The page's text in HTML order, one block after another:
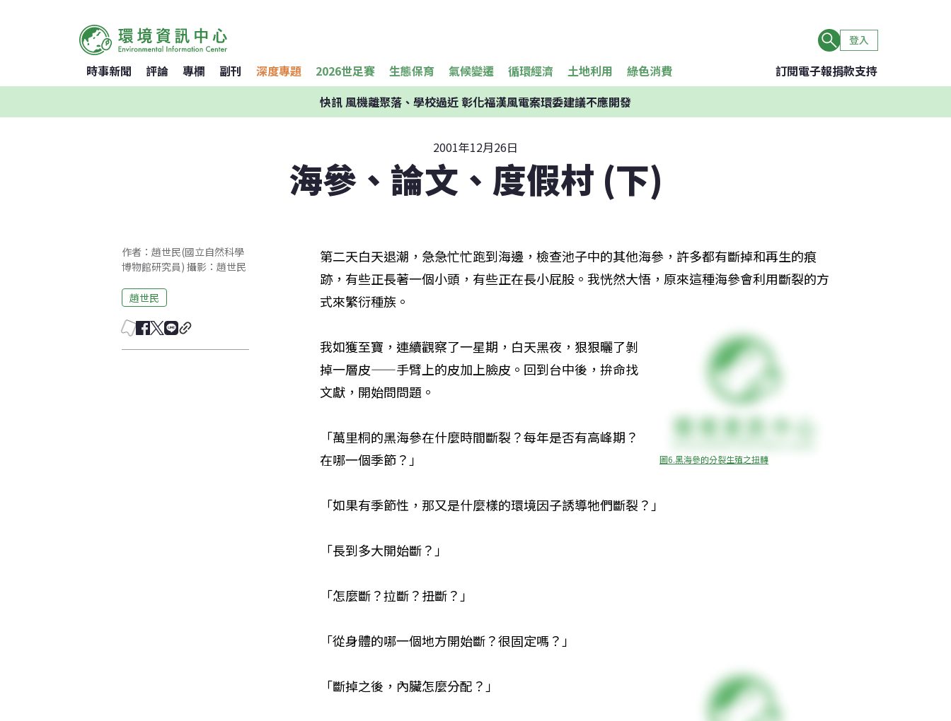
登入
時事新聞 評論 專欄 副刊 深度專題 2026世足賽 生態保育 氣候變遷 循環經濟 土地利用 綠色消費 訂閱電子報捐款支持
快訊風機離聚落、學校過近 彰化福漢風電案環委建議不應開發
2001年12月26日
海參、論文、度假村 (下)
作者：趙世民(國立自然科學
博物館研究員) 攝影：趙世民
趙世民
第二天白天退潮，急急忙忙跑到海邊，檢查池子中的其他海參，許多都有斷掉和再生的痕
跡，有些正長著一個小頭，有些正在長小屁股。我恍然大悟，原來這種海參會利用斷裂的方
式來繁衍種族。
圖6.黑海參的分裂生殖之扭轉
我如獲至寶，連續觀察了一星期，白天黑夜，狠狠曬了剝
掉一層皮——手臂上的皮加上臉皮。回到台中後，拚命找
文獻，開始問問題。
「萬里桐的黑海參在什麼時間斷裂？每年是否有高峰期？
在哪一個季節？」
「如果有季節性，那又是什麼樣的環境因子誘導牠們斷裂？」
「長到多大開始斷？」
「怎麼斷？拉斷？扭斷？」
「從身體的哪一個地方開始斷？很固定嗎？」
「斷掉之後，內臟怎麼分配？」